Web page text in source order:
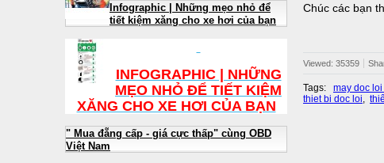
Infographic | Những mẹo nhỏ để
tiết kiệm xăng cho xe hơi của bạn
INFOGRAPHIC | NHỮNG
MẸO NHỎ ĐỂ TIẾT KIỆM
XĂNG CHO XE HƠI CỦA BẠN
" Mua đẵng cấp - giá cực thấp" cùng OBD
Việt Nam
Chúc các bạn
Viewed: 35359
Tags: may doc loi
thiet bi doc loi,